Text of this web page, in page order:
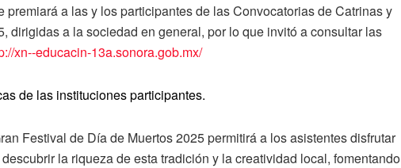
premiará a las y los participantes de las Convocatorias de Catrinas y
dirigidas a la sociedad en general, por lo que invitó a consultar las
xn--educacin-13a.sonora.gob.mx/
de las instituciones participantes.
Festival de Día de Muertos 2025 permitirá a los asistentes disfrutar
la riqueza de esta tradición y la creatividad local, fomentando